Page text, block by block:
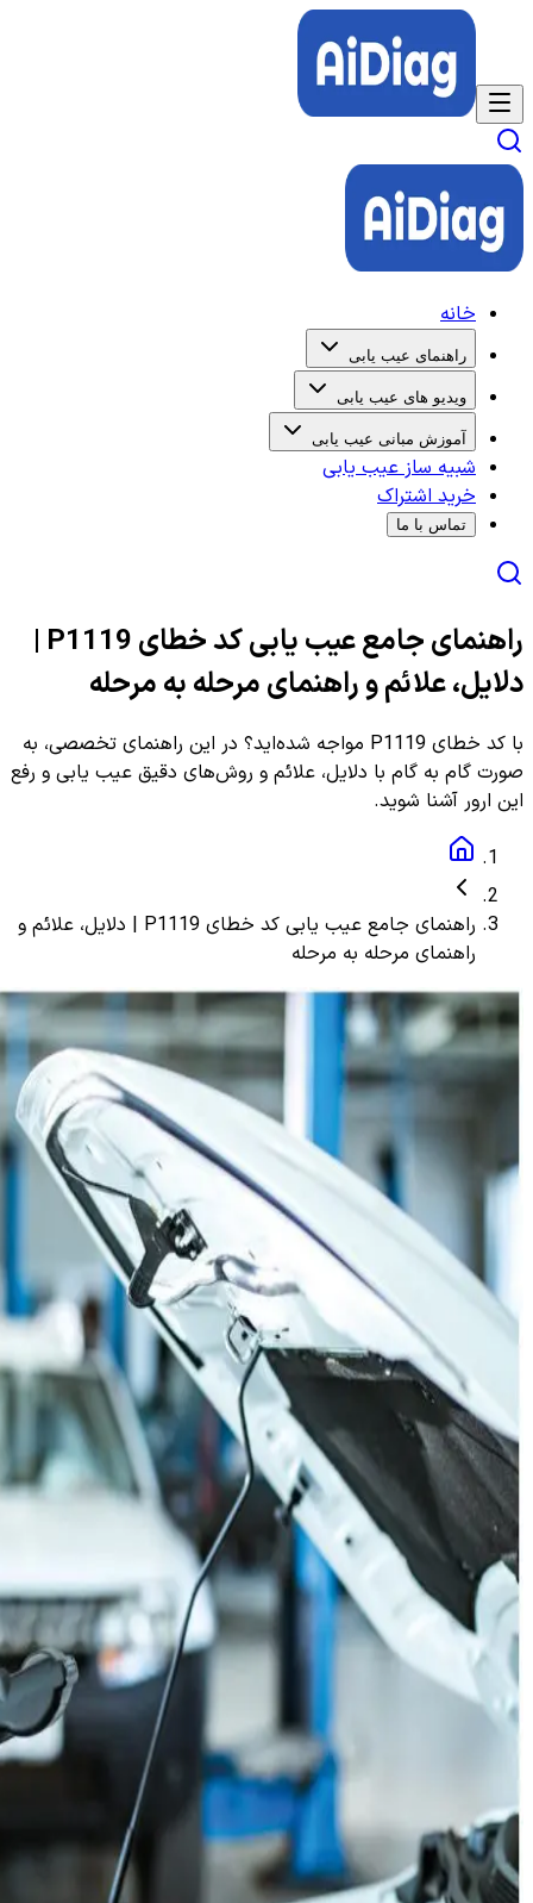
خانه
راهنمای عیب یابی
ویدیو های عیب یابی
آموزش مبانی عیب یابی
شبیه ساز عیب یابی
خرید اشتراک
تماس با ما
راهنمای جامع عیب یابی کد خطای P1119 |
دلایل، علائم و راهنمای مرحله به مرحله
با کد خطای P1119 مواجه شده‌اید؟ در این راهنمای تخصصی، به
صورت گام به گام با دلایل، علائم و روش‌های دقیق عیب یابی و رفع
این ارور آشنا شوید.
راهنمای جامع عیب یابی کد خطای P1119 | دلایل، علائم و
راهنمای مرحله به مرحله